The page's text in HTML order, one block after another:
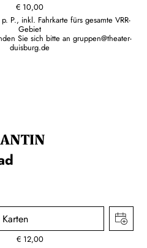
€ 10,00
P., inkl. Fahrkarte fürs gesamte VRR-
Gebiet
Sie sich bitte an gruppen@theater-
duisburg.de
Karten
€ 12,00